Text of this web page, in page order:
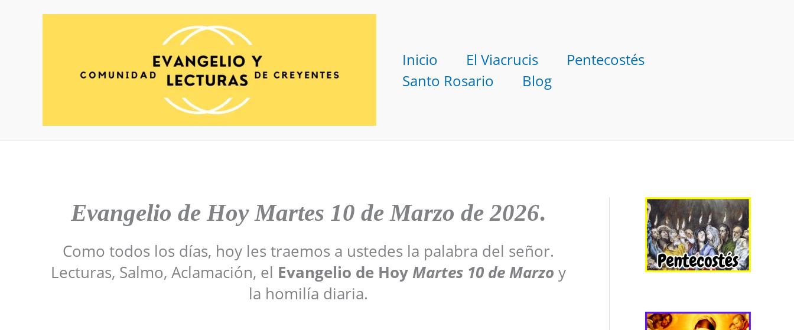
Inicio El Viacrucis
Pentecostés
Santo Rosario
Blog
Evangelio de Hoy Martes 10 de Marzo de 2026.
Como todos los días, hoy les traemos a ustedes la palabra del señor.
Lecturas, Salmo, Aclamación, el Evangelio de Hoy Martes 10 de Marzo y
la homilía diaria.